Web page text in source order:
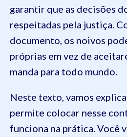
garantir que as decisões
respeitadas pela justiça.
documento, os noivos
próprias em vez de
manda para todo mundo.
Neste texto, vamos
permite colocar nesse
funciona na prática. Você